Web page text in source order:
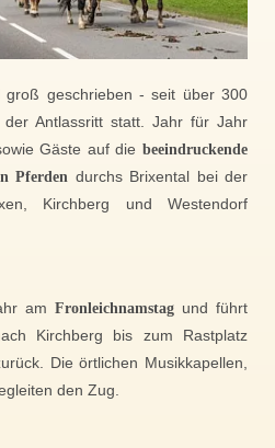
groß geschrieben - seit über 300
Antlassritt statt. Jahr für Jahr
Gäste auf die beeindruckende
Pferden durchs Brixental bei der
Kirchberg und Westendorf
am Fronleichnamstag und führt
Kirchberg bis zum Rastplatz
Die örtlichen Musikkapellen,
den Zug.